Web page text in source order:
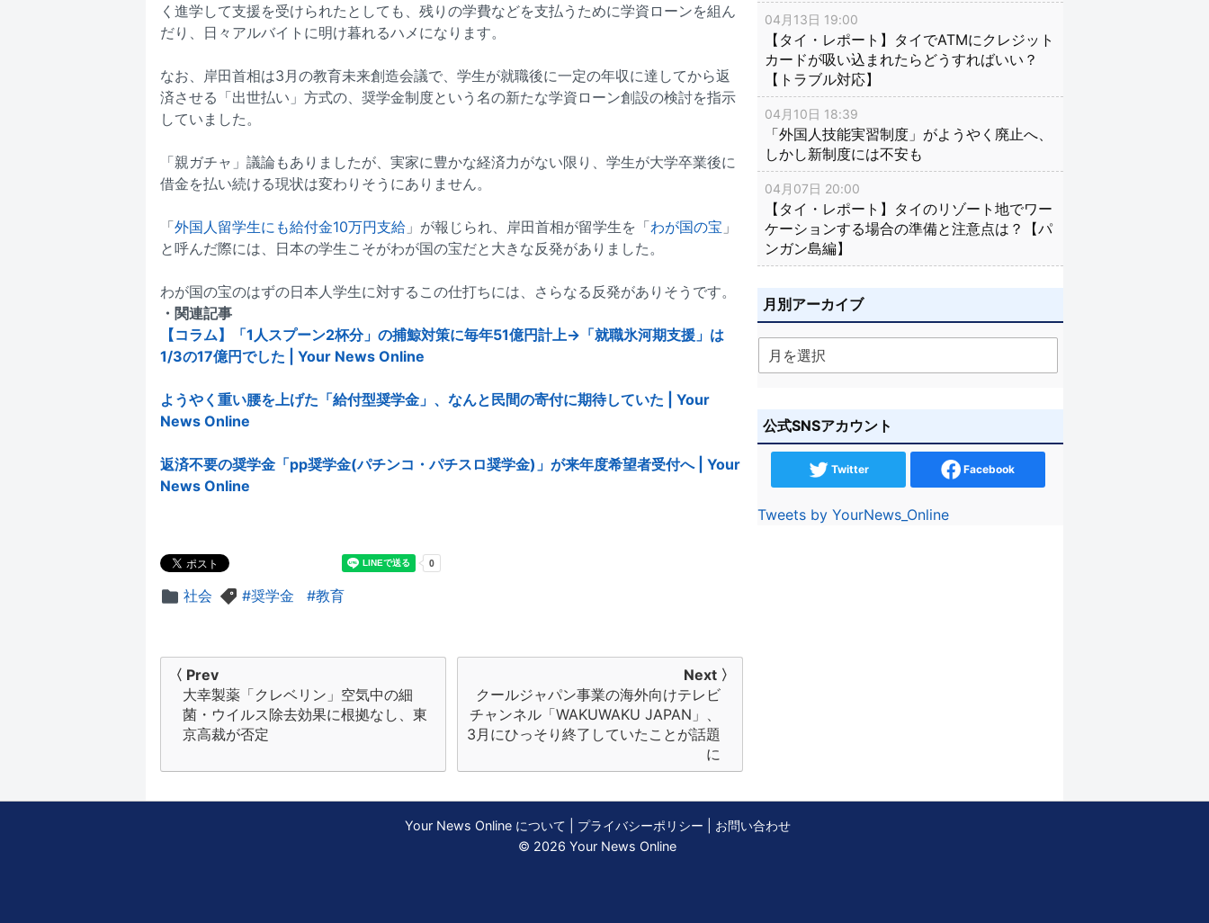
く進学して支援を受けられたとしても、残りの学費などを支払うために学資ローンを組ん
だり、日々アルバイトに明け暮れるハメになります。
なお、岸田首相は3月の教育未来創造会議で、学生が就職後に一定の年収に達してから返
済させる「出世払い」方式の、奨学金制度という名の新たな学資ローン創設の検討を指示
していました。
「親ガチャ」議論もありましたが、実家に豊かな経済力がない限り、学生が大学卒業後に
借金を払い続ける現状は変わりそうにありません。
「外国人留学生にも給付金10万円支給 」が報じられ、岸田首相が留学生を「わが国の宝 」
と呼んだ際には、日本の学生こそがわが国の宝だと大きな反発がありました。
わが国の宝のはずの日本人学生に対するこの仕打ちには、さらなる反発がありそうです。
・関連記事
【コラム】「1人スプーン2杯分」の捕鯨対策に毎年51億円計上→「就職氷河期支援」は
1/3の17億円でした | Your News Online
ようやく重い腰を上げた「給付型奨学金」、なんと民間の寄付に期待していた | Your
News Online
返済不要の奨学金「pp奨学金(パチンコ・パチスロ奨学金)」が来年度希望者受付へ | Your
News Online
社会 奨学金 教育
ビ
ゲ
〈 Prev
大幸製薬「クレベリン」空気中の細
菌・ウイルス除去効果に根拠なし、東
京高裁が否定
Next 〉
クールジャパン事業の海外向けテレビ
チャンネル「WAKUWAKU JAPAN」、
3月にひっそり終了していたことが話題
に
04月13日 19:00
【タイ・レポート】タイでATMにクレジット
カードが吸い込まれたらどうすればいい？
【トラブル対応】
04月10日 18:39
「外国人技能実習制度」がようやく廃止へ、
しかし新制度には不安も
04月07日 20:00
【タイ・レポート】タイのリゾート地でワー
ケーションする場合の準備と注意点は？【パ
ンガン島編】
月別アーカイブ
公式SNSアカウント
Twitter Facebook
Tweets by YourNews_Online
Your News Online について プライバシーポリシー
お問い合わせ
© 2026 Your News Online